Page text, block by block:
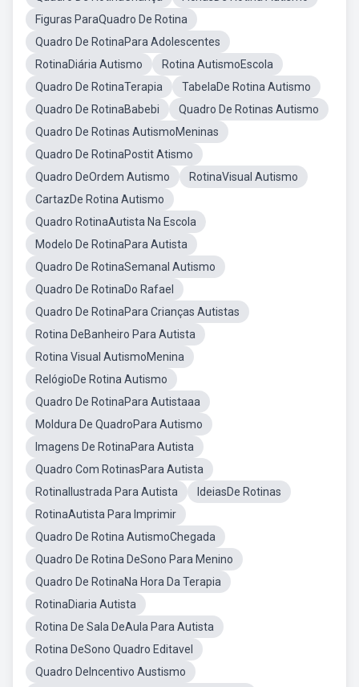
Figuras ParaQuadro De Rotina
Quadro De RotinaPara Adolescentes
RotinaDiária Autismo
Rotina AutismoEscola
Quadro De RotinaTerapia
TabelaDe Rotina Autismo
Quadro De RotinaBabebi
Quadro De Rotinas Autismo
Quadro De Rotinas AutismoMeninas
Quadro De RotinaPostit Atismo
Quadro DeOrdem Autismo
RotinaVisual Autismo
CartazDe Rotina Autismo
Quadro RotinaAutista Na Escola
Modelo De RotinaPara Autista
Quadro De RotinaSemanal Autismo
Quadro De RotinaDo Rafael
Quadro De RotinaPara Crianças Autistas
Rotina DeBanheiro Para Autista
Rotina Visual AutismoMenina
RelógioDe Rotina Autismo
Quadro De RotinaPara Autistaaa
Moldura De QuadroPara Autismo
Imagens De RotinaPara Autista
Quadro Com RotinasPara Autista
RotinaIlustrada Para Autista
IdeiasDe Rotinas
RotinaAutista Para Imprimir
Quadro De Rotina AutismoChegada
Quadro De Rotina DeSono Para Menino
Quadro De RotinaNa Hora Da Terapia
RotinaDiaria Autista
Rotina De Sala DeAula Para Autista
Rotina DeSono Quadro Editavel
Quadro DeIncentivo Austismo